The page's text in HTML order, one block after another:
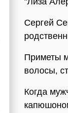
Сергей
Приметы
волосы,
Когда